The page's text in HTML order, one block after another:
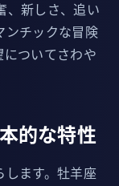
、新しさ、追い
ンチックな冒険
についてさわや
的な特性
します。牡羊座